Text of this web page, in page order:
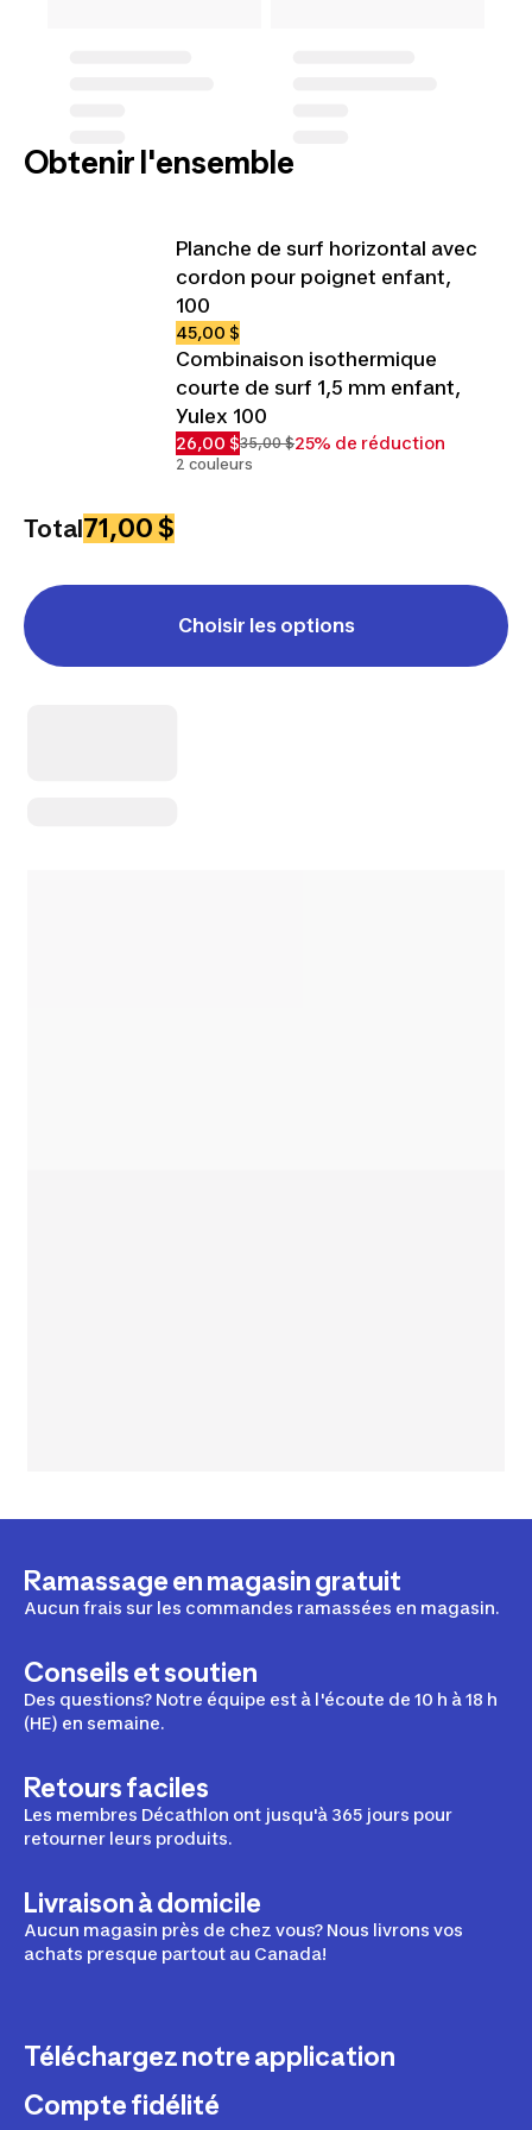
Obtenir l'ensemble
Planche de surf horizontal avec
cordon pour poignet enfant,
100
45,00 $
Combinaison isothermique
courte de surf 1,5 mm enfant,
Yulex 100
26,00 $35,00 $25% de réduction
2 couleurs
Total71,00 $
Choisir les options
Ramassage en magasin gratuit
Aucun frais sur les commandes ramassées en magasin.
Conseils et soutien
Des questions? Notre équipe est à l'écoute de 10 h à 18 h
(HE) en semaine.
Retours faciles
Les membres Décathlon ont jusqu'à 365 jours pour
retourner leurs produits.
Livraison à domicile
Aucun magasin près de chez vous? Nous livrons vos
achats presque partout au Canada!
Téléchargez notre application
Compte fidélité